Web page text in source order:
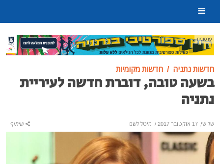
פרסומת
חדשות נתניה חדשות מקומיות
בשעה טובה, דוברת חדשה לעיריית
נתניה
שלישי, 17 אוקטובר 2017 / מיטל לשם שיתוף